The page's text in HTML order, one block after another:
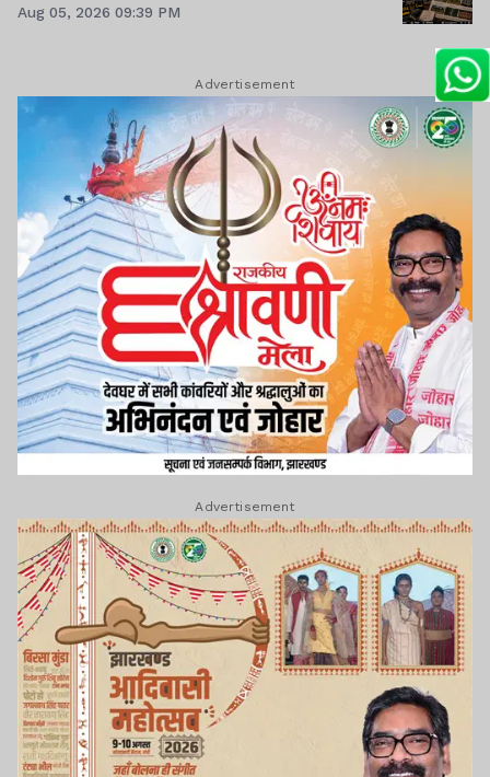
Aug 05, 2026 09:39 PM
Advertisement
Advertisement